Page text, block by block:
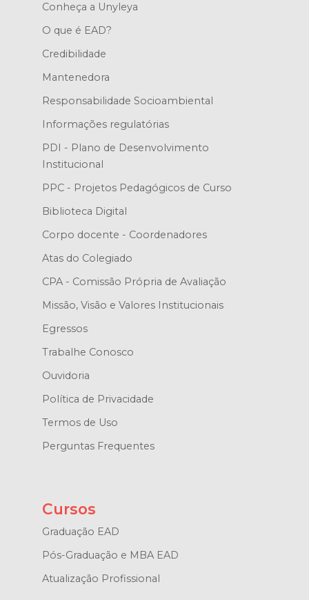
Conheça a Unyleya
O que é EAD?
Credibilidade
Mantenedora
Responsabilidade Socioambiental
Informações regulatórias
PDI - Plano de Desenvolvimento
Institucional
PPC - Projetos Pedagógicos de Curso
Biblioteca Digital
Corpo docente - Coordenadores
Atas do Colegiado
CPA - Comissão Própria de Avaliação
Missão, Visão e Valores Institucionais
Egressos
Trabalhe Conosco
Ouvidoria
Política de Privacidade
Termos de Uso
Perguntas Frequentes
Cursos
Graduação EAD
Pós-Graduação e MBA EAD
Atualização Profissional